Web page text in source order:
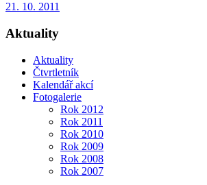
21. 10. 2011
Aktuality
Aktuality
Čtvrtletník
Kalendář akcí
Fotogalerie
Rok 2012
Rok 2011
Rok 2010
Rok 2009
Rok 2008
Rok 2007